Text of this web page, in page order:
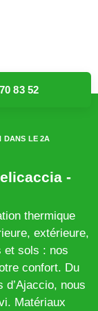
83 52
DANS LE 2A
-
thermique
extérieure,
et sols : nos
confort. Du
nous
Matériaux